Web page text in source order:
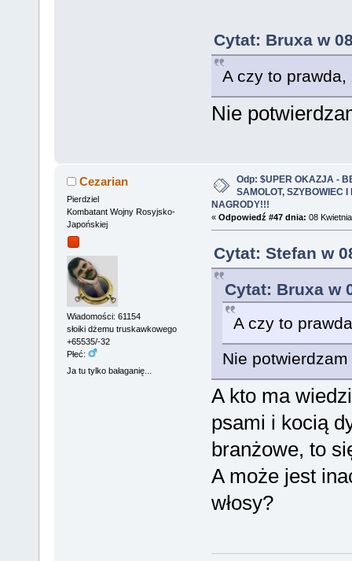
Cytat: Bruxa w
A czy to prawda,
Nie
Cezarian
Pierdziel
Kombatant Wojny Rosyjsko-
Japońskiej
Wiadomości: 61154
słoiki dżemu truskawkowego
+65535/-32
Płeć:
Ja tu tylko bałaganię...
Odp: $UPER OKAZJA -
SAMOLOT, SZYBOWIEC I
NAGRODY!!!
« Odpowiedź #47 dnia: 08
Cytat: Stefan w
Cytat: Bruxa w
A czy to
Nie potwierdzam
A kto ma
psami i kocią
branżowe, to
A może jest
włosy?